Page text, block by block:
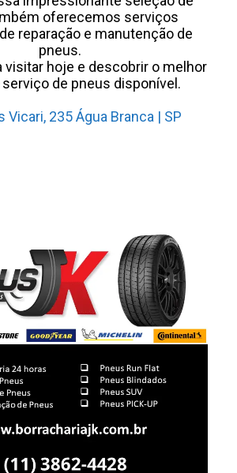
oferecemos serviços
reparação e manutenção de
pneus.
visitar hoje e descobrir o melhor
de pneus disponível.
Vicari, 235 Água Branca | SP